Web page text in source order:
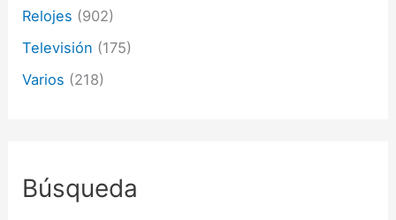
Relojes (902)
Televisión (175)
Varios (218)
Búsqueda